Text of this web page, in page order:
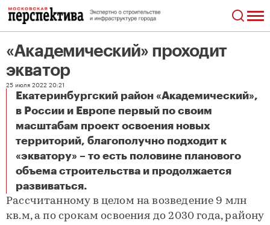
«Академический» проходит
экватор
25 июля 2022 20:21
Екатеринбургский район «Академический»,
в России и Европе первый по своим
масштабам проект освоения новых
территорий, благополучно подходит к
«экватору» – то есть половине планового
объема строительства и продолжается
развиваться.
«Академический» проходит экватор
Рассчитанному в целом на возведение 9 млн
кв.м, а по срокам освоения до 2030 года, району